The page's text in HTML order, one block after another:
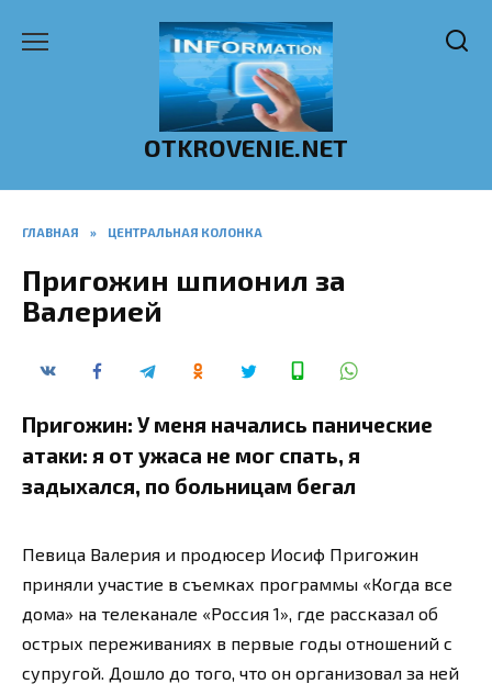
OTKROVENIE.NET
ГЛАВНАЯ » ЦЕНТРАЛЬНАЯ КОЛОНКА
Пригожин шпионил за
Валерией
Пригожин: У меня начались панические
атаки: я от ужаса не мог спать, я
задыхался, по больницам бегал
Певица Валерия и продюсер Иосиф Пригожин
приняли участие в съемках программы «Когда все
дома» на телеканале «Россия 1», где рассказал об
острых переживаниях в первые годы отношений с
супругой. Дошло до того, что он организовал за ней